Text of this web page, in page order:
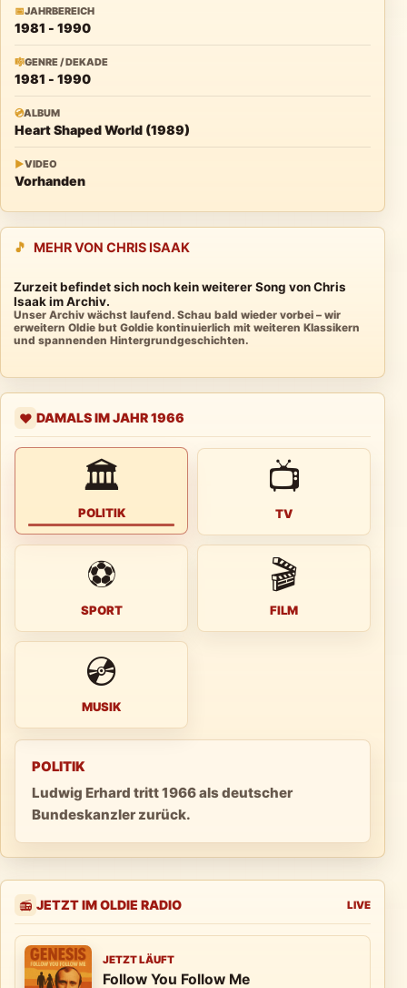
📅JAHRBEREICH
1981 - 1990
🎼GENRE / DEKADE
1981 - 1990
💿ALBUM
Heart Shaped World (1989)
▶VIDEO
Vorhanden
🎵 MEHR VON CHRIS ISAAK
Zurzeit befindet sich noch kein weiterer Song von Chris
Isaak im Archiv.
Unser Archiv wächst laufend. Schau bald wieder vorbei – wir
erweitern Oldie but Goldie kontinuierlich mit weiteren Klassikern
und spannenden Hintergrundgeschichten.
❤️ DAMALS IM JAHR 1966
🏛
POLITIK
📺
TV
⚽
SPORT
🎬
FILM
💿
MUSIK
POLITIK
Ludwig Erhard tritt 1966 als deutscher
Bundeskanzler zurück.
📻 JETZT IM OLDIE RADIO LIVE
JETZT LÄUFT
Follow You Follow Me